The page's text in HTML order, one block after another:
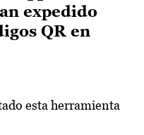
expedido
QR en
esta herramienta